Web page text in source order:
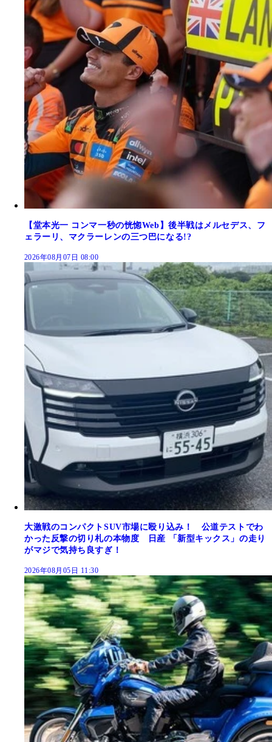
【堂本光一 コンマ一秒の恍惚Web】後半戦はメルセデス、フ
ェラーリ、マクラーレンの三つ巴になる!?
2026年08月07日 08:00
大激戦のコンパクトSUV市場に殴り込み！ 公道テストでわ
かった反撃の切り札の本物度 日産 「新型キックス」の走り
がマジで気持ち良すぎ！
2026年08月05日 11:30